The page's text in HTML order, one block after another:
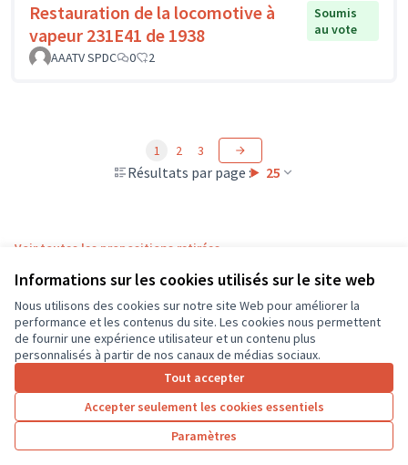
Informations sur les cookies utilisés sur le site web
Nous utilisons des cookies sur notre site Web pour améliorer la
performance et les contenus du site. Les cookies nous permettent
de fournir une expérience utilisateur et un contenu plus
personnalisés à partir de nos canaux de médias sociaux.
Tout accepter
Accepter seulement les cookies essentiels
Paramètres
Restauration de la locomotive à
vapeur 231E41 de 1938
Soumis
au vote
AAATV SPDC
0 2
Résultats par page : 25
1 2 3
Voir toutes les propositions retirées
Conditions d'utilisation
Paramètres des cookies
CD37 sur X
(Lien externe)
CD37 sur Facebook
CD37 sur Instagram
CD37 sur YouTube
(Lien externe)
Site réalisé grâce aulogiciel libre Decidim .
Licence
(Lien